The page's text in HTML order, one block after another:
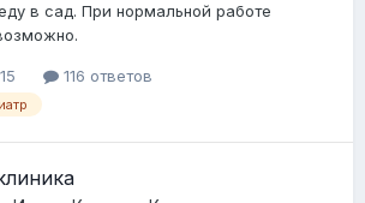
в сад. При нормальной работе
116 ответов